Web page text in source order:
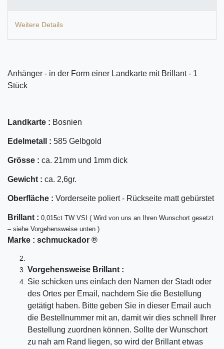
Weitere Details
Anhänger - in der Form einer Landkarte mit Brillant - 1
Stück
Landkarte : Bosnien
Edelmetall : 585 Gelbgold
Grösse : ca. 21mm und 1mm dick
Gewicht : ca. 2,6gr.
Oberfläche : Vorderseite poliert - Rückseite matt gebürstet
Bril lant : 0,015ct TW VSI ( Wird von uns an Ihren Wunschort gesetzt
– siehe Vorgehensweise unten )
Marke : schmuckador ®
Vorgehensweise Brillant :
Sie schicken uns einfach den Namen der Stadt oder
des Ortes per Email, nachdem Sie die Bestellung
getätigt haben. Bitte geben Sie in dieser Email auch
die Bestellnummer mit an, damit wir dies schnell Ihrer
Bestellung zuordnen können. Sollte der Wunschort
zu nah am Rand liegen, so wird der Brillant etwas